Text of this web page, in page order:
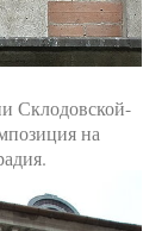
Склодовской-
на